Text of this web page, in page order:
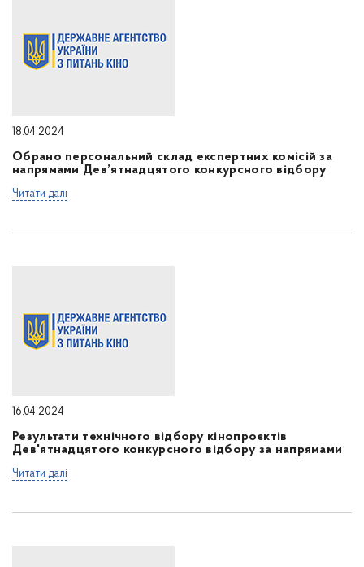
18.04.2024
Обрано персональний склад експертних комісій за
напрямами Дев’ятнадцятого конкурсного відбору
Читати далі
16.04.2024
Результати технічного відбору кінопроєктів
Дев'ятнадцятого конкурсного відбору за напрямами
Читати далі